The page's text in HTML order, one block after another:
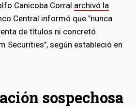
Canicoba Corral archivó la
Central informó que "nunca
de títulos ni concretó
Securities", según estableció en
sospechosa